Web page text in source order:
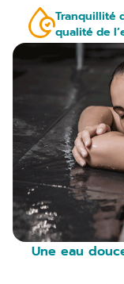
Tranquillité
qualité de
Une eau